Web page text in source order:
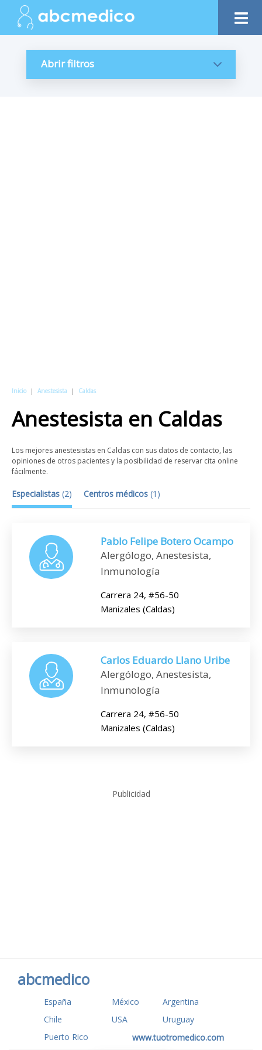
Abrir filtros
Inicio | Anestesista | Caldas
Anestesista en Caldas
Los mejores anestesistas en Caldas con sus datos de contacto, las
opiniones de otros pacientes y la posibilidad de reservar cita online
fácilmente.
Especialistas (2) Centros médicos (1 )
Pablo Felipe Botero Ocampo
Alergólogo, Anestesista,
Inmunología
Carrera 24, #56-50
Manizales (Caldas)
Carlos Eduardo Llano Uribe
Alergólogo, Anestesista,
Inmunología
Carrera 24, #56-50
Manizales (Caldas)
Publicidad
abcmedico
España México
Argentina
Chile
USA
Uruguay
Puerto Rico
www.tuotromedico.com